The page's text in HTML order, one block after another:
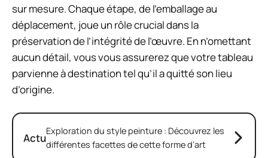
sur mesure. Chaque étape, de l’emballage au
déplacement, joue un rôle crucial dans la
préservation de l’intégrité de l’œuvre. En n’omettant
aucun détail, vous vous assurerez que votre tableau
parvienne à destination tel qu’il a quitté son lieu
d’origine.
ActuExploration du style peinture : Découvrez les
différentes facettes de cette forme d’art